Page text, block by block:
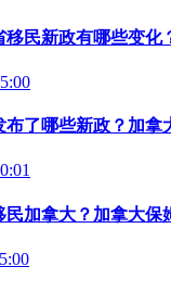
移民新政有哪些变化
布了哪些新政？加拿
民加拿大？加拿大保